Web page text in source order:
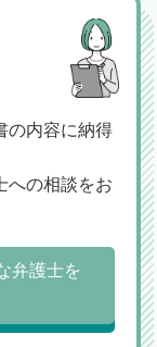
の内容に納得
への相談をお
弁護士を